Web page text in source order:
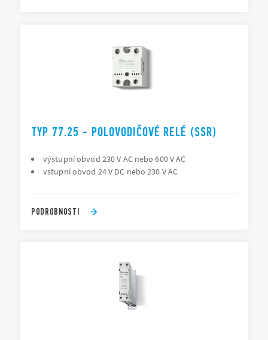
TYP 77.25 - POLOVODIČOVÉ RELÉ (SSR)
výstupní obvod 230 V AC nebo 600 V AC
vstupní obvod 24 V DC nebo 230 V AC
PODROBNOSTI